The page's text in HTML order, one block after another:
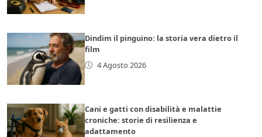
Dindim il pinguino: la storia vera dietro il
film
4 Agosto 2026
Cani e gatti con disabilità e malattie
croniche: storie di resilienza e
adattamento